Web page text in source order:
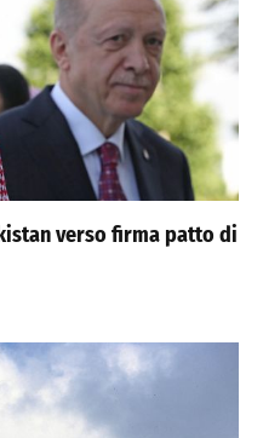
verso firma patto di